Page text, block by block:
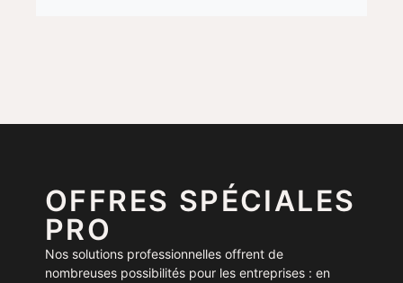
OFFRES SPÉCIALES
PRO
Nos solutions professionnelles offrent de
nombreuses possibilités pour les entreprises : en